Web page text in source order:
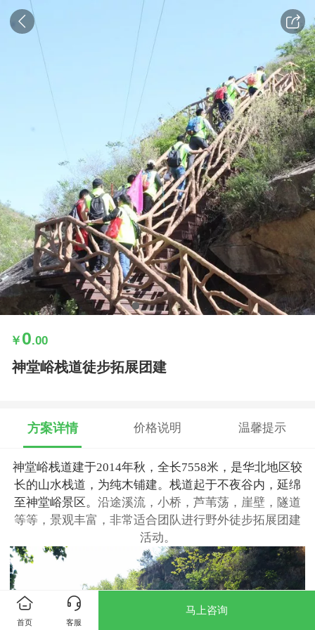
￥ 0.00
神堂峪栈道徒步拓展团建
方案详情 价格说明 温馨提示
神堂峪栈道建于2014年秋，全长7558米，是华北地区较
长的山水栈道，为纯木铺建。栈道起于不夜谷内，延绵
至神堂峪景区。 沿途溪流，小桥，芦苇荡，崖壁，隧道
等等，景观丰富，非常适合团队进行野外徒步拓展团建
活动。
首页 客服
马上咨询